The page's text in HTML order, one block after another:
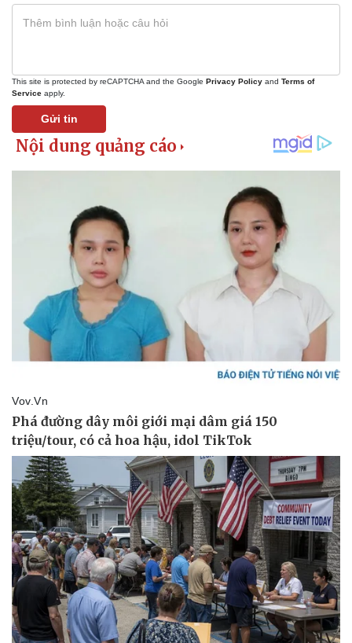
Bóng đá
Thế giới thể thao
eSports
Hậu trường
Ô tô - Xe máy
Tư vấn
This site is protected by reCAPTCHA and the Google Privacy Policy and Terms of
Service apply.
Gửi tin